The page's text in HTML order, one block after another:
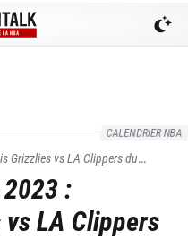
CALENDRIER NBA
Grizzlies vsLA Clippersdu
:
vsLA Clippers